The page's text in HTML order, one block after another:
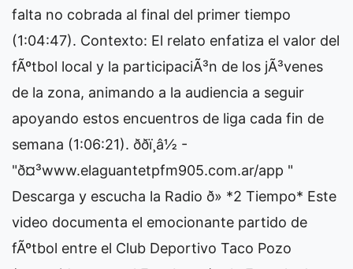
falta no cobrada al final del primer tiempo
(1:04:47). Contexto: El relato enfatiza el valor del
fÃºtbol local y la participaciÃ³n de los jÃ³venes
de la zona, animando a la audiencia a seguir
apoyando estos encuentros de liga cada fin de
semana (1:06:21). ððï¸â½ -
"ð¤³www.elaguantetpfm905.com.ar/app "
Descarga y escucha la Radio ð» *2 Tiempo* Este
video documenta el emocionante partido de
fÃºtbol entre el Club Deportivo Taco Pozo